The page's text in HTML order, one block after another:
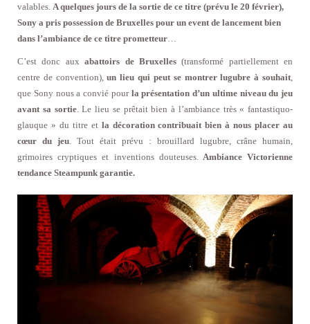
valables. A quelques jours de la sortie de ce titre (prévu le 20 février),
Sony a pris possession de Bruxelles pour un event de lancement bien
dans l’ambiance de ce titre prometteur
C’est donc aux abattoirs de Bruxelles(transformé partiellement en
centre de convention),un lieu qui peut se montrer lugubre à souhait
que Sony nous a convié pour la présentation d’un ultime niveau du jeu
avant sa sortie. Le lieu se prêtait bien à l’ambiance très « fantastiquo-
glauque » du titre et la décoration contribuait bien à nous placer au
cœur du jeu . Tout était prévu : brouillard lugubre, crâne humain,
grimoires cryptiques et inventions douteuses.
Ambiance Victorienne
tendance Steampunk garantie.